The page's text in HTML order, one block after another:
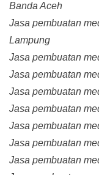
Banda Aceh
Jasa pembuatan
Lampung
Jasa pembuatan
Jasa pembuatan
Jasa pembuatan
Jasa pembuatan
Jasa pembuatan
Jasa pembuatan
Jasa pembuatan